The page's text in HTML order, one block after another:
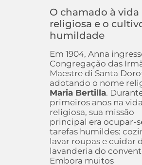
O chamado à vida
religiosa e o
humildade
Em 1904, Anna
Congregação das
Maestre di Santa
adotando o nome
Maria Bertilla.
primeiros anos na vida
religiosa, sua missão
principal era ocupar-
tarefas humildes:
lavar roupas e cuidar
lavanderia do
Embora muitos